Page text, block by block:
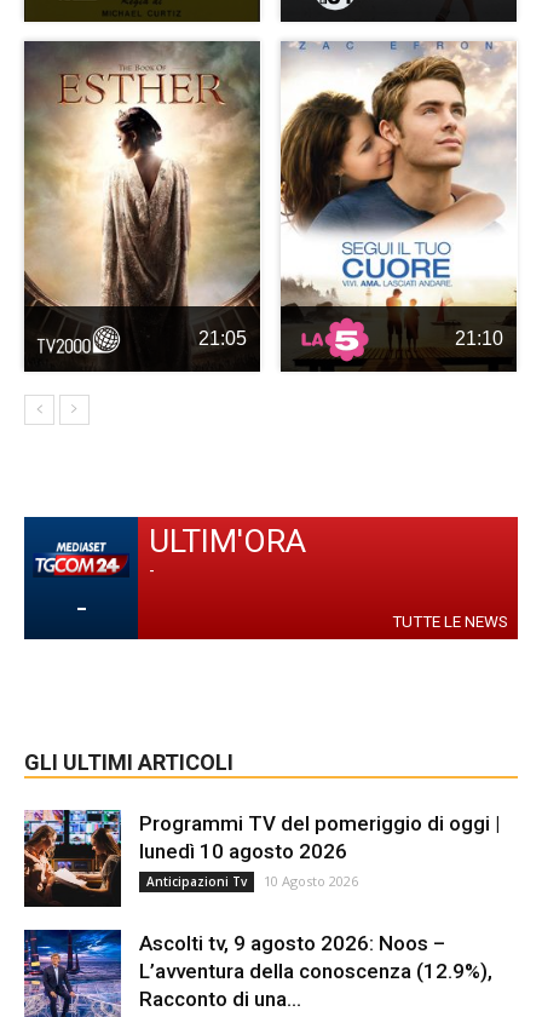
21:05 21:10
-
ULTIM'ORA
-
TUTTE LE NEWS
GLI ULTIMI ARTICOLI
Programmi TV del pomeriggio di oggi |
lunedì 10 agosto 2026
Anticipazioni Tv 10 Agosto 2026
Ascolti tv, 9 agosto 2026: Noos –
L’avventura della conoscenza (12.9%),
Racconto di una...